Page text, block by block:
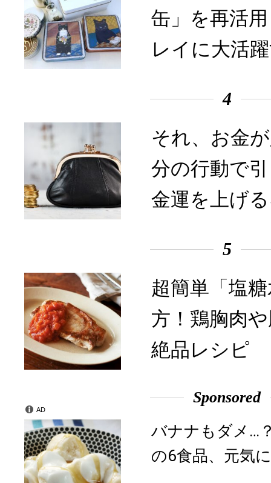
缶」を再活
レイに大活
4
それ、お金
分の行動で
金運を上げ
5
超簡単「塩
方！鶏胸肉
絶品レシピ
Sponsored
バナナもダメ…
の6食品、元気
AD